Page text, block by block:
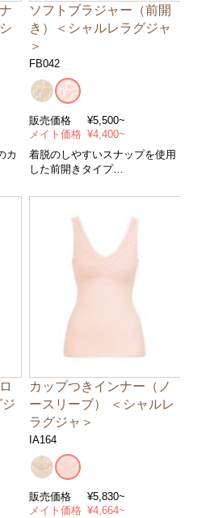
カ
ソフトブラジャー（前開
き）＜シャルレラグジャ
＞
FB042
販売価格
¥5,500~
メイト価格 ¥4,400~
着脱のしやすいスナップを使用
した前開きタイプ
ヤー＊サイズ/Ｍ～ＬＬ＊カラ
カップつきインナー（ノ
ースリーブ） ＜シャルレ
ラグジャ＞
IA164
販売価格
¥5,830~
メイト価格 ¥4,664~